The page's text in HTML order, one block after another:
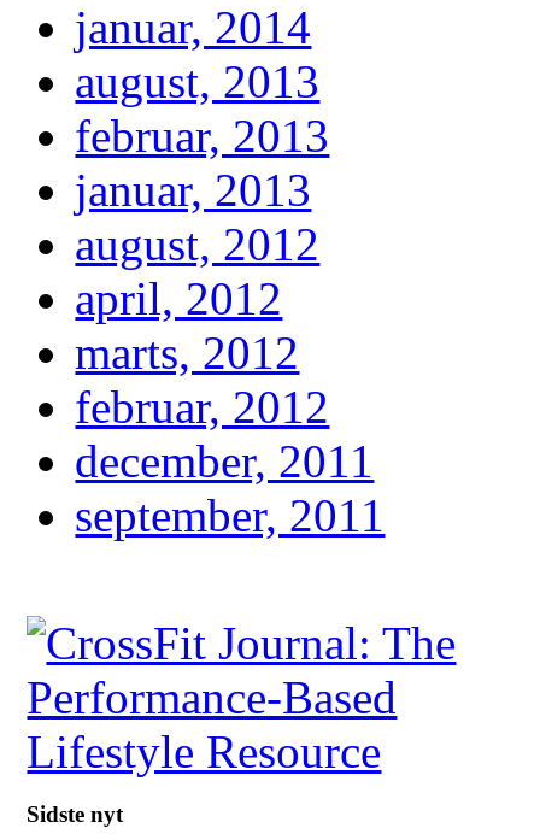
januar, 2014
august, 2013
februar, 2013
januar, 2013
august, 2012
april, 2012
marts, 2012
februar, 2012
december, 2011
september, 2011
Sidste nyt